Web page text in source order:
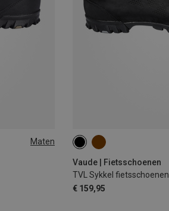
Maten
Vaude | Fietsschoenen
TVL Sykkel fietsschoenen
€ 159,95
40 41